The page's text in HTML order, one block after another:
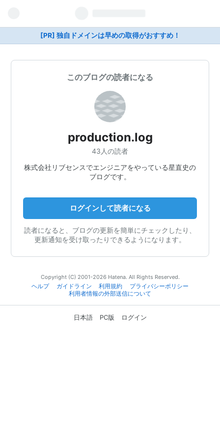
[PR] 独自ドメインは早めの取得がおすすめ！
このブログの読者になる
production.log
43人の読者
株式会社リブセンスでエンジニアをやっている星直史の
ブログです。
ログインして読者になる
読者になると、ブログの更新を簡単にチェックしたり、
更新通知を受け取ったりできるようになります。
Copyright (C) 2001-2026 Hatena. All Rights Reserved.
ヘルプ
ガイドライン 利用規約
プライバシーポリシー
利用者情報の外部送信について
日本語 PC版 ログイン